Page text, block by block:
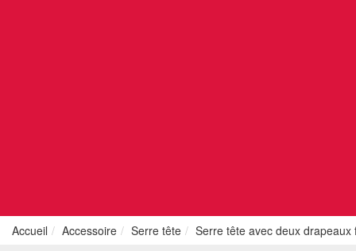
Accueil Accessoire Serre tête Serre tête avec deux drapeaux